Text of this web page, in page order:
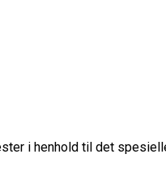
i henhold til det